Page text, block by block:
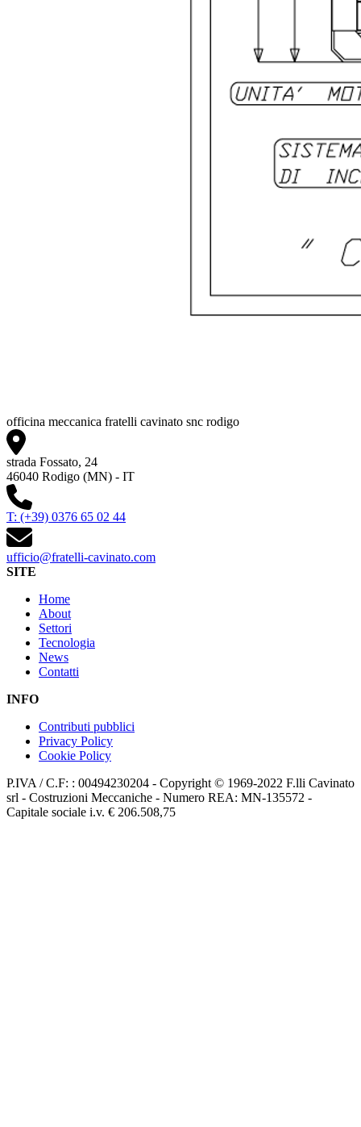
officina meccanica fratelli cavinato snc rodigo
strada Fossato, 24
46040 Rodigo (MN) - IT
T: (+39) 0376 65 02 44
ufficio@fratelli-cavinato.com
SITE
Home
About
Settori
Tecnologia
News
Contatti
INFO
Contributi pubblici
Privacy Policy
Cookie Policy
P.IVA / C.F: : 00494230204 - Copyright © 1969-2022 F.lli Cavinato
srl - Costruzioni Meccaniche - Numero REA: MN-135572 -
Capitale sociale i.v. € 206.508,75